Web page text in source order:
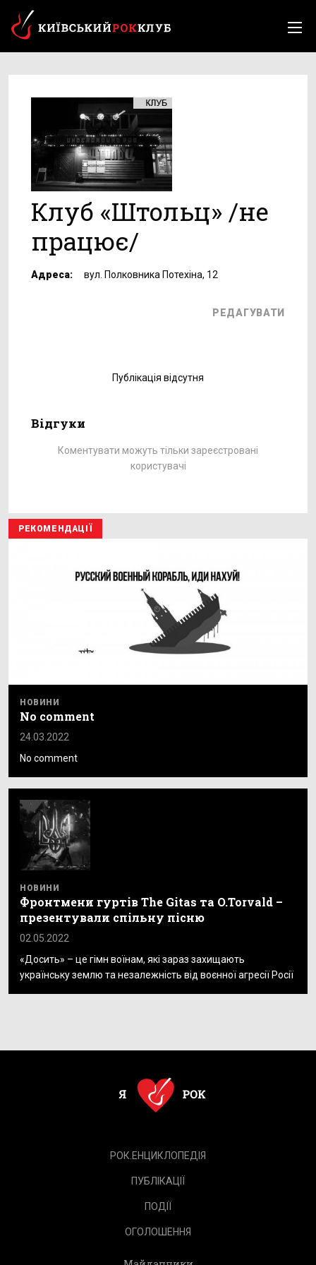
Клуб «Штольц» /не
працює/
Адреса: вул. Полковника Потехіна, 12
РЕДАГУВАТИ
Публікація відсутня
Відгуки
Коментувати можуть тільки зареєстровані
користувачі
РЕКОМЕНДАЦІЇ
НОВИНИ
No comment
24.03.2022
No comment
НОВИНИ
Фронтмени гуртів The Gitas та O.Torvald –
презентували спільну пісню
02.05.2022
«Досить» – це гімн воїнам, які зараз захищають
українську землю та незалежність від воєнної агресії Росії
РОК.ЕНЦИКЛОПЕДІЯ
ПУБЛІКАЦІЇ
ПОДІЇ
ОГОЛОШЕННЯ